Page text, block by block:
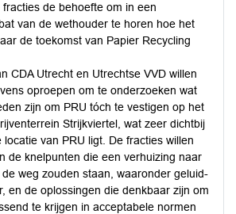
de behoefte om in een
van de wethouder te horen hoe het
de toekomst van Papier Recycling
CDA Utrecht en Utrechtse VVD willen
oproepen om te onderzoeken wat
zijn om PRU tóch te vestigen op het
Strijkviertel, wat zeer dichtbij
locatie van PRU ligt. De fracties willen
de knelpunten die een verhuizing naar
weg zouden staan, waaronder geluid-
en de oplossingen die denkbaar zijn om
te krijgen in acceptabele normen